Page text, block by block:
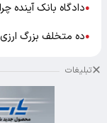
●دادگاه بانک آینده
●ده متخلف بزرگ
تبلیغات